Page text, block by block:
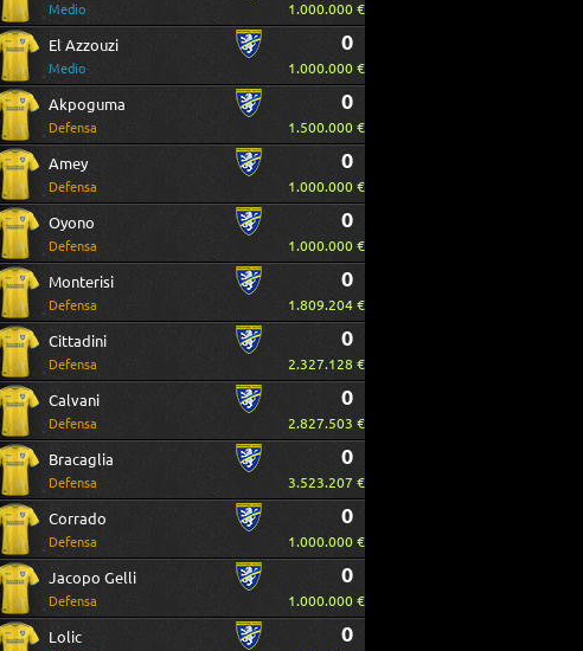
Medio 1.000.000 €
El Azzouzi
Medio
0
1.000.000 €
Akpoguma
Defensa
0
1.500.000 €
Amey
Defensa
0
1.000.000 €
Oyono
Defensa
0
1.000.000 €
Monterisi
Defensa
0
1.809.204 €
Cittadini
Defensa
0
2.327.128 €
Calvani
Defensa
0
2.827.503 €
Bracaglia
Defensa
0
3.523.207 €
Corrado
Defensa
0
1.000.000 €
Jacopo Gelli
Defensa
0
1.000.000 €
Lolic 0